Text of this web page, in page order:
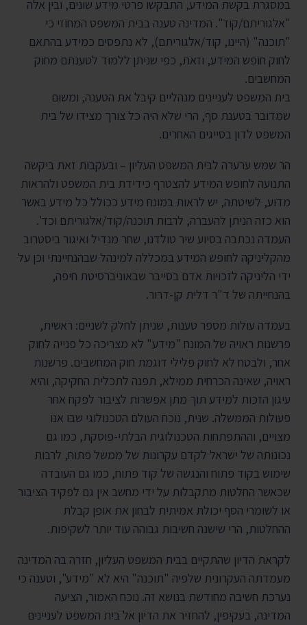
במסגרת בקשת המידע, התבקשו פרטי מידע שונים, ובין אלה
"אלגוריתם/קוד". המדינה טענה בבית המשפט המחוזי כי
"תוכנה" (היינו, קוד/אלגוריתם), לא נתפסים כמידע בהתאם
לחוק חופש המידע, וזאת, כפי שניתן ללמוד לטענתם מחוק
המחשבים.
בית המשפט לעניינים מנהליים קיבל את הטענה, ומשום
שמדובר בטענת סף, הרי שלא היה כל צורך מצידו של בית
המשפט לדון בסייגים האחרים.
הר שמש ערערה לבית המשפט העליון – ובעקבות זאת ביקשה
התנועה לחופש המידע להצטרף כידידת בית המשפט ולהראות
מדוע, לשיטתה, יש לראות במונח מידע ככולל כל מידע באשר
הוא כזה הניתן להעברה, לרבות תוכנה/קוד/אלגוריתם וכד'.
העמדה נכתבה בסיוע שיר טולדנו, שחר מנדיל ואיגור ביסטרוב
מהקליניקה לחופש המידע במכללה למינהל שבהנחיינתי וכן על
ידי הליניקה לזכויות אדם בסייבר שבאוניברסיטת חיפה,
בהנחייתה של ד"ר דלית קן-דרור.
בעמדה עולות מספר טענות, שניתן לחלק לשניים: ראשית,
פרשנות ראויה של המונח "מידע" לא מצריכה כל פנייה לחוק
אחר, ולבטח לא לחוק פלילי דוגמת חוק המחשבים. פרשנות
ראויה, שאינה הכרחית ממילא, תפנה לתכלית החקיקה, והיא
עיגון הזכות למידע תוך מתן אפשרות לציבור לפקח אחר
פעולות הממשלה. שנית, נוכח העולם הטכנולוגי שבו אנו
מצויים, וההתפתחות הטכנולוגית הבלתי-פוסקת, כמו גם
נכונותה של ישראל לקדם עקרונות של ממשל פתוח, לרבות
שימוש בקוד פתוח והנגשה של קוד פתוח, כמו גם העובדה
שכאשר החלטות מתקבלות על ידי מחשב אין גם לפקיד הציבור
או לשומרי הסף יכולת אמיתית לבחון את אופן קבלת
ההחלטות, הרי שישנה חשיבות גבוהה עוד יותר לשקיפות.
לקראת הדיון שהתקיים בבית המשפט העליון, חזרה בה המדינה
מעמדתה העקרונית שלפיה "תוכנה" היא לא "מידע", וטענה כי
נערכת חשיבה מחודשת בנושא זה. נוכח האמור, הציעה
המדינה, בעקיפין, להחזיר את הדיון אל בית המשפט לעניינים